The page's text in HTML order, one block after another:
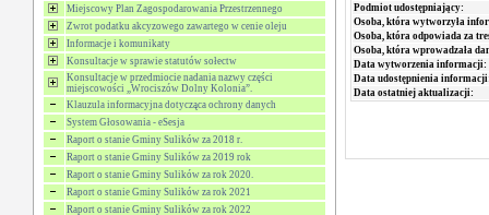
Miejscowy Plan Zagospodarowania Przestrzennego
Zwrot podatku akcyzowego zawartego w cenie oleju
Informacje i komunikaty
Konsultacje w sprawie statutów sołectw
Konsultacje w przedmiocie nadania nazwy części
miejscowości „Wrociszów Dolny Kolonia”.
Klauzula informacyjna dotycząca ochrony danych
System Głosowania - eSesja
Raport o stanie Gminy Sulików za 2018 r.
Raport o stanie Gminy Sulików za 2019 rok
Raport o stanie Gminy Sulików za rok 2020.
Raport o stanie Gminy Sulików za rok 2021
Raport o stanie Gminy Sulików za rok 2022
Podmiot udostępniający:
Osoba, która wytworzyła
Osoba, która odpowiada za
Osoba, która wprowadzała
Data wytworzenia informacji:
Data udostępnienia
Data ostatniej aktualizacji: